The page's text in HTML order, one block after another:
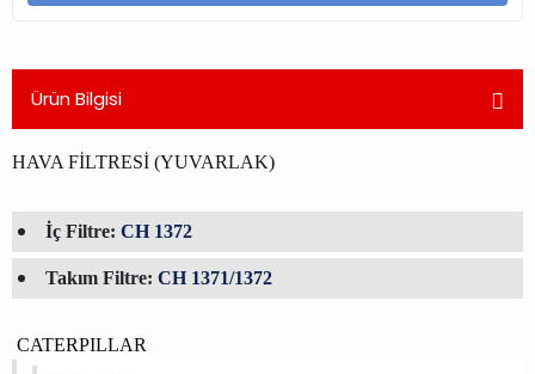
Ürün Bilgisi
HAVA FİLTRESİ (YUVARLAK)
İç Filtre: CH 1372
Takım Filtre: CH 1371/1372
CATERPILLAR